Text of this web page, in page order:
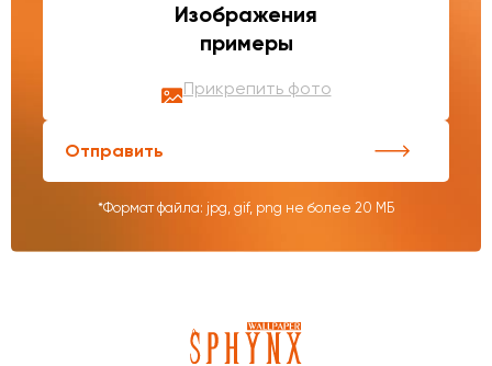
Изображения
примеры
Прикрепить фото
Отправить
*Формат файла: jpg, gif, png не более 20 МБ